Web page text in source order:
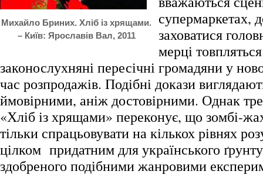
Михайло Бриних. Хліб із хрящами.
– Київ: Ярославів Вал, 2011
супермаркетах,
заховатися
мерці
законослухняні пересічні громадяни у
час розпродажів. Подібні докази
ймовірними, аніж достовірними. Однак
«Хліб із хрящами» переконує, що зомбі-
тільки спрацьовувати на кількох рівнях
цілком придатним для українського
здобреного подібними жанровими